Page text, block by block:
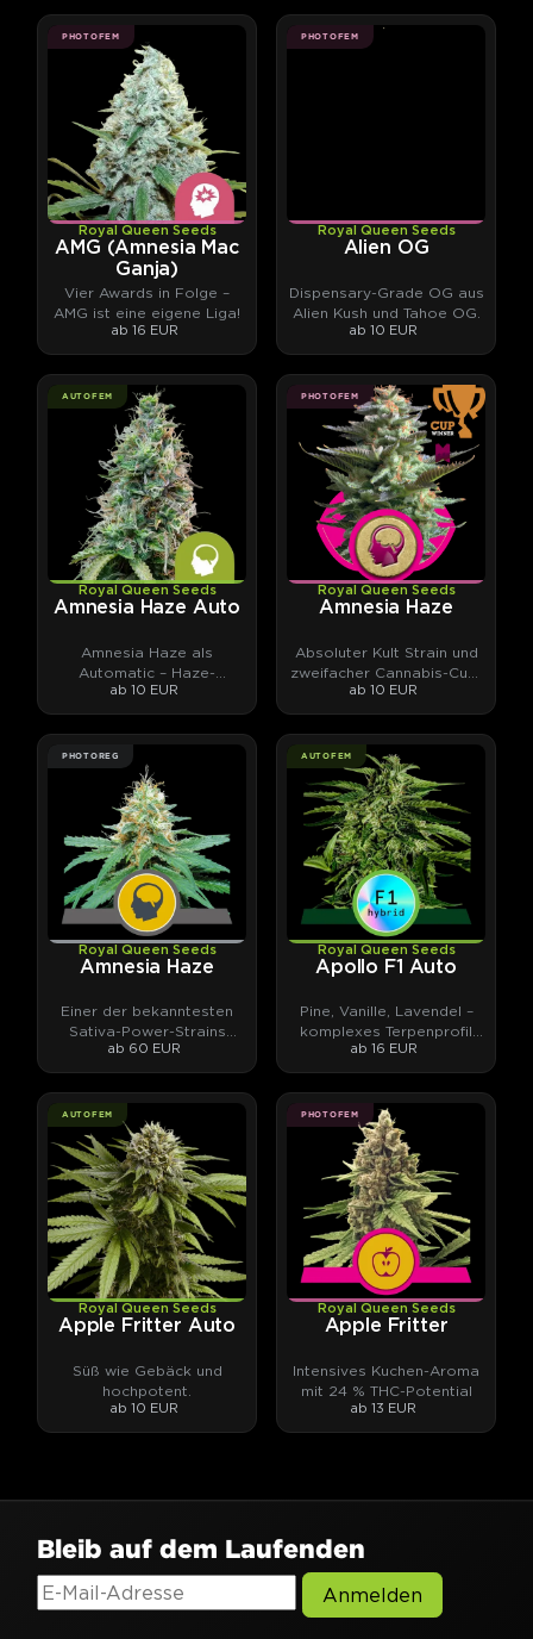
PHOTOFEM
Royal Queen Seeds
AMG (Amnesia Mac
Ganja)
Vier Awards in Folge –
AMG ist eine eigene Liga!
ab 16 EUR
PHOTOFEM
Royal Queen Seeds
Alien OG
Dispensary-Grade OG aus
Alien Kush und Tahoe OG.
ab 10 EUR
AUTOFEM
Royal Queen Seeds
Amnesia Haze Auto
Amnesia Haze als
Automatic – Haze-
Klassiker neu gedacht.
ab 10 EUR
PHOTOFEM
Royal Queen Seeds
Amnesia Haze
Absoluter Kult Strain und
zweifacher Cannabis-Cup-
Gewinner aus den 90ern.
ab 10 EUR
PHOTOREG
Royal Queen Seeds
Amnesia Haze
Einer der bekanntesten
Sativa-Power-Strains
überhaupt.
ab 60 EUR
AUTOFEM
Royal Queen Seeds
Apollo F1 Auto
Pine, Vanille, Lavendel –
komplexes Terpenprofil
trifft hohes THC-Potential
ab 16 EUR
AUTOFEM
Royal Queen Seeds
Apple Fritter Auto
Süß wie Gebäck und
hochpotent.
ab 10 EUR
PHOTOFEM
Royal Queen Seeds
Apple Fritter
Intensives Kuchen-Aroma
mit 24 % THC-Potential
ab 13 EUR
Bleib auf dem Laufenden
Anmelden